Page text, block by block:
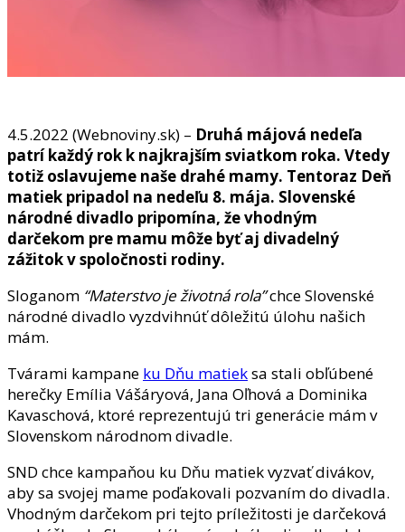
4.5.2022 (Webnoviny.sk) – Druhá májová nedeľa
patrí každý rok k najkrajším sviatkom roka. Vtedy
totiž oslavujeme naše drahé mamy. Tentoraz Deň
matiek pripadol na nedeľu 8. mája. Slovenské
národné divadlo pripomína, že vhodným
darčekom pre mamu môže byť aj divadelný
zážitok v spoločnosti rodiny.
Sloganom “Materstvo je životná rola”chce Slovenské
národné divadlo vyzdvihnúť dôležitú úlohu našich
mám.
Tvárami kampane ku Dňu matieksa stali obľúbené
herečky Emília Vášáryová, Jana Oľhová a Dominika
Kavaschová, ktoré reprezentujú tri generácie mám v
Slovenskom národnom divadle.
SND chce kampaňou ku Dňu matiek vyzvať divákov,
aby sa svojej mame poďakovali pozvaním do divadla.
Vhodným darčekom pri tejto príležitosti je darčeková